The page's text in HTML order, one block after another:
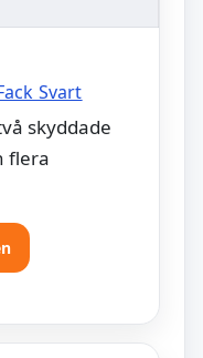
Svart
skyddade
flera